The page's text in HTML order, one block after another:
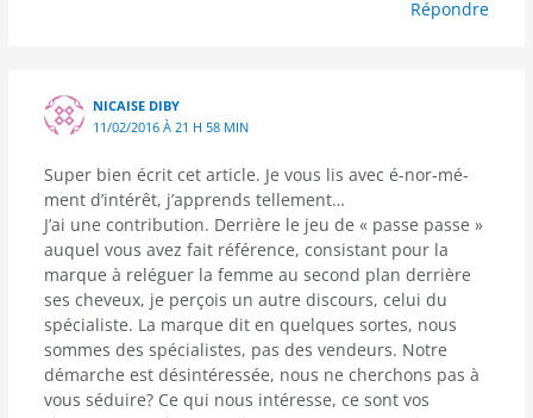
Répondre
NICAISE DIBY
11/02/2016 À 21 H 58 MIN
Super bien écrit cet article. Je vous lis avec é-nor-mé-
ment d’intérêt, j’apprends tellement…
J’ai une contribution. Derrière le jeu de « passe passe »
auquel vous avez fait référence, consistant pour la
marque à reléguer la femme au second plan derrière
ses cheveux, je perçois un autre discours, celui du
spécialiste. La marque dit en quelques sortes, nous
sommes des spécialistes, pas des vendeurs. Notre
démarche est désintéressée, nous ne cherchons pas à
vous séduire? Ce qui nous intéresse, ce sont vos